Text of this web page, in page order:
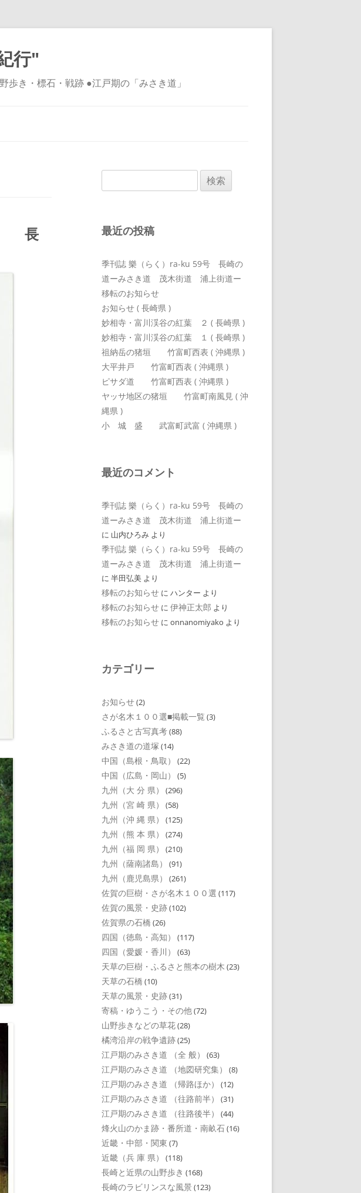
行"
き・標石・戦跡 ●江戸期の「みさき道」
は 長
索:
最近の投稿
季刊誌 樂（らく）ra-ku 59号 長崎の
道ーみさき道 茂木街道 浦上街道ー
移転のお知らせ
お知らせ ( 長崎県 )
妙相寺・富川渓谷の紅葉 ２ ( 長崎県 )
妙相寺・富川渓谷の紅葉 １ ( 長崎県 )
祖納岳の猪垣 竹富町西表 ( 沖縄県 )
大平井戸 竹富町西表 ( 沖縄県 )
ピサダ道 竹富町西表 ( 沖縄県 )
ヤッサ地区の猪垣 竹富町南風見 ( 沖
縄県 )
小 城 盛 武富町武富 ( 沖縄県 )
最近のコメント
季刊誌 樂（らく）ra-ku 59号 長崎の
道ーみさき道 茂木街道 浦上街道ー
に 山内ひろみ より
季刊誌 樂（らく）ra-ku 59号 長崎の
道ーみさき道 茂木街道 浦上街道ー
に 半田弘美 より
移転のお知らせ に ハンター より
移転のお知らせ に 伊神正太郎 より
移転のお知らせ に onnanomiyako より
カテゴリー
お知らせ(2)
さが名木１００選■掲載一覧 (3)
ふるさと古写真考(88)
みさき道の道塚 (14)
中国（島根・鳥取） (22)
中国（広島・岡山） (5)
九州（大 分 県） (296)
九州（宮 崎 県） (58)
九州（沖 縄 県） (125)
九州（熊 本 県） (274)
九州（福 岡 県） (210)
九州（薩南諸島） (91)
九州（鹿児島県） (261)
佐賀の巨樹・さが名木１００選 (117)
佐賀の風景・史跡(102)
佐賀県の石橋 (26)
四国（徳島・高知） (117)
四国（愛媛・香川） (63)
天草の巨樹・ふるさと熊本の樹木 (23)
天草の石橋 (10)
天草の風景・史跡(31)
寄稿・ゆうこう・その他(72)
山野歩きなどの草花(28)
橘湾沿岸の戦争遺跡(25)
江戸期のみさき道 （全 般） (63)
江戸期のみさき道 （地図研究集） (8)
江戸期のみさき道 （帰路ほか） (12)
江戸期のみさき道 （往路前半） (31)
江戸期のみさき道 （往路後半） (44)
烽火山のかま跡・番所道・南畝石(16)
近畿・中部・関東 (7)
近畿（兵 庫 県） (118)
長崎と近県の山野歩き (168)
長崎のラビリンスな風景 (123)